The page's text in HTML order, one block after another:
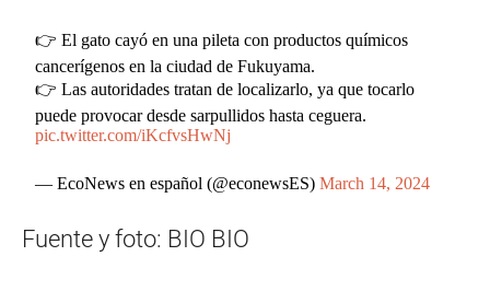
👉 El gato cayó en una pileta con productos químicos
cancerígenos en la ciudad de Fukuyama.
👉 Las autoridades tratan de localizarlo, ya que tocarlo
puede provocar desde sarpullidos hasta ceguera.
pic.twitter.com/iKcfvsHwNj
— EcoNews en español (@econewsES)March 14, 2024
Fuente y foto: BIO BIO